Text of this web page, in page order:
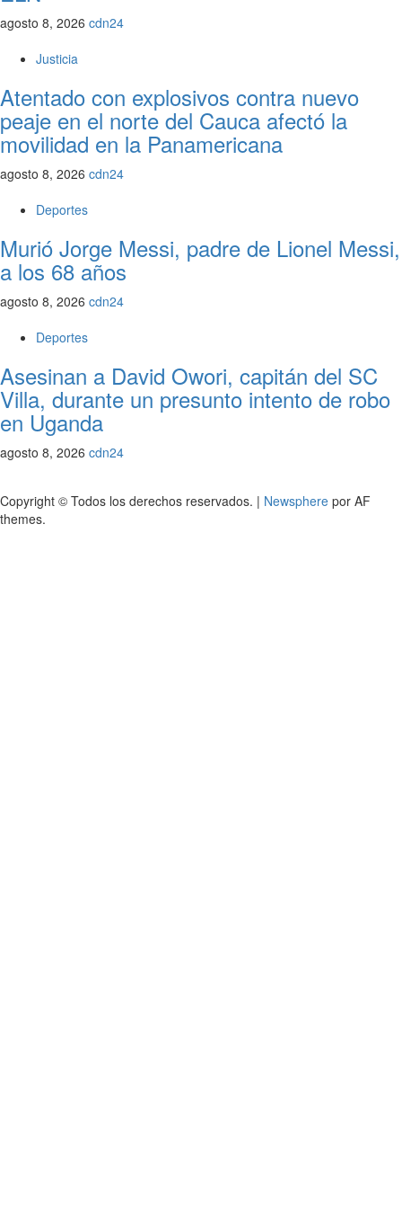
agosto 8, 2026 cdn24
Justicia
Atentado con explosivos contra nuevo
peaje en el norte del Cauca afectó la
movilidad en la Panamericana
agosto 8, 2026 cdn24
Deportes
Murió Jorge Messi, padre de Lionel Messi,
a los 68 años
agosto 8, 2026 cdn24
Deportes
Asesinan a David Owori, capitán del SC
Villa, durante un presunto intento de robo
en Uganda
agosto 8, 2026 cdn24
Copyright © Todos los derechos reservados. | Newsphere por AF
themes.